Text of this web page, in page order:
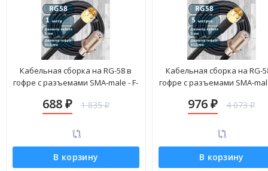
Кабельная сборка на RG-58 в
гофре с разъемами SMA-male - F-
688 ₽ 1 835₽
В корзину
Кабельная сборка на RG-
гофре с разъемами SMA-
976₽ 4 073₽
В корзину